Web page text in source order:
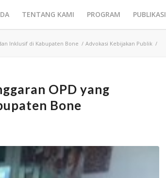
TENTANG KAMI PROGRAM PUBLIKASI
Inklusif di Kabupaten Bone / Advokasi Kebijakan Publik /
OPD yang
Bone